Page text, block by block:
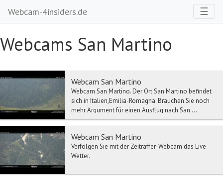
Webcam-4insiders.de ☰
Webcams San Martino
Webcam San Martino
Webcam San Martino. Der Ort San Martino befindet
sich in Italien,Emilia-Romagna. Brauchen Sie noch
mehr Argument für einen Ausflug nach San ...
Webcam San Martino
Verfolgen Sie mit der Zeitraffer-Webcam das Live
Wetter.